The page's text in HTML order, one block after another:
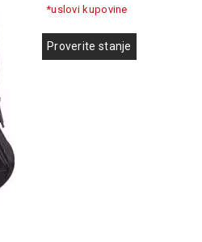
*uslovi kupovine
Proverite stanje